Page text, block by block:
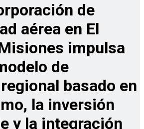
de
aérea en El
impulsa
de
basado en
la inversión
y la integración